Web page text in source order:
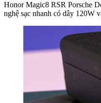
Honor Magic8 RSR Porsche
nghệ sạc nhanh có dây 120W